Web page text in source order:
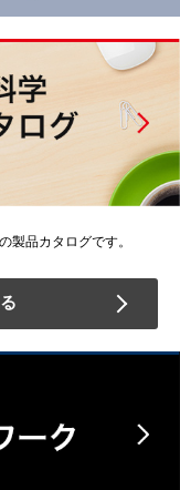
製品カタログです。